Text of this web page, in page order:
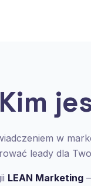
Kim
w
leady dla
LEAN Marketing